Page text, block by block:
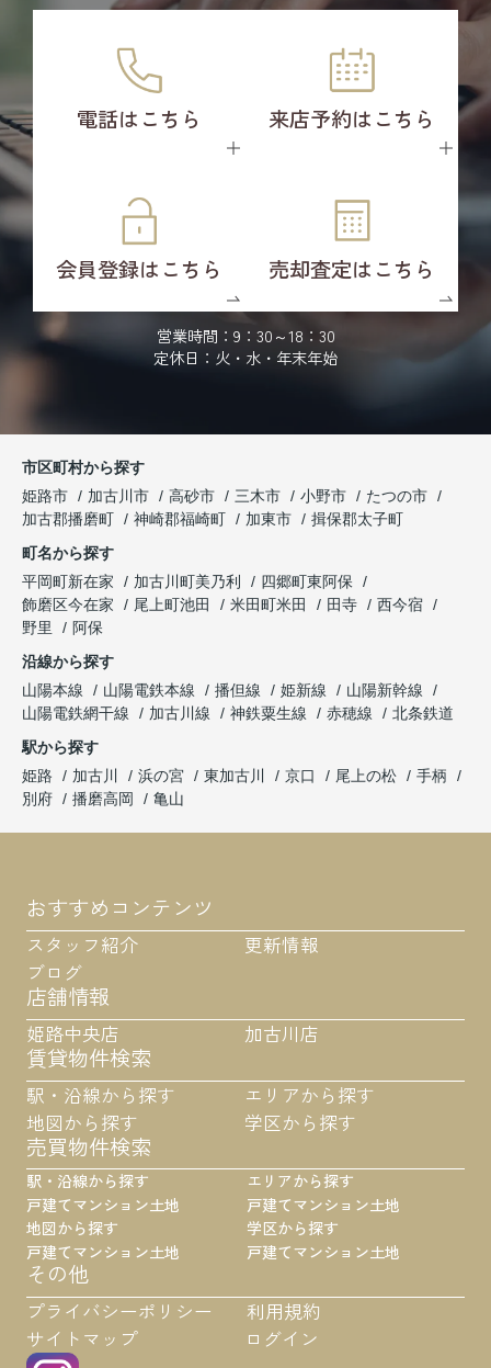
電話はこちら 来店予約はこちら
会員登録はこちら 売却査定はこちら
営業時間：9：30～18：30
定休日：火・水・年末年始
市区町村から探す
姫路市
加古川市 高砂市 三木市 小野市
たつの市
加古郡播磨町
神崎郡福崎町 加東市
揖保郡太子町
町名から探す
平岡町新在家
加古川町美乃利
四郷町東阿保
飾磨区今在家
尾上町池田 米田町米田 田寺
西今宿
野里
阿保
沿線から探す
山陽本線
山陽電鉄本線 播但線 姫新線
山陽新幹線
山陽電鉄網干線
加古川線 神鉄粟生線 赤穂線
北条鉄道
駅から探す
姫路
加古川 浜の宮 東加古川 京口 尾上の松
手柄
別府
播磨高岡 亀山
おすすめコンテンツ
スタッフ紹介
更新情報
ブログ
店舗情報
姫路中央店 加古川店
賃貸物件検索
駅・沿線から探す
エリアから探す
地図から探す
学区から探す
売買物件検索
駅・沿線から探す
戸建てマンション土地
地図から探す
戸建てマンション土地
エリアから探す
戸建てマンション土地
学区から探す
戸建てマンション土地
その他
プライバシーポリシー
利用規約
サイトマップ
ログイン